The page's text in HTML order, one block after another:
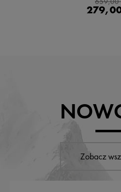
Zobacz